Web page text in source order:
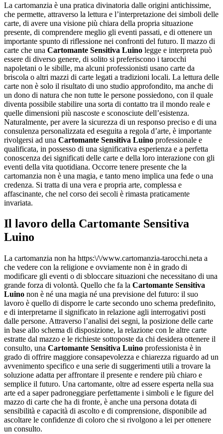
La cartomanzia è una pratica divinatoria dalle origini antichissime,
che permette, attraverso la lettura e l’interpretazione dei simboli delle
carte, di avere una visione più chiara della propria situazione
presente, di comprendere meglio gli eventi passati, e di ottenere un
importante spunto di riflessione nei confronti del futuro. Il mazzo di
carte che una Cartomante Sensitiva Luino legge e interpreta può
essere di diverso genere, di solito si preferiscono i tarocchi
napoletani o le sibille, ma alcuni professionisti usano carte da
briscola o altri mazzi di carte legati a tradizioni locali. La lettura delle
carte non è solo il risultato di uno studio approfondito, ma anche di
un dono di natura che non tutte le persone possiedono, con il quale
diventa possibile stabilire una sorta di contatto tra il mondo reale e
quelle dimensioni più nascoste e sconosciute dell’esistenza.
Naturalmente, per avere la sicurezza di un responso preciso e di una
consulenza personalizzata ed eseguita a regola d’arte, è importante
rivolgersi ad una Cartomante Sensitiva Luino professionale e
qualificata, in possesso di una significativa esperienza e a perfetta
conoscenza dei significati delle carte e della loro interazione con gli
eventi della vita quotidiana. Occorre tenere presente che la
cartomanzia non è una magia, e tanto meno implica una fede o una
credenza. Si tratta di una vera e propria arte, complessa e
affascinante, che nel corso dei secoli è rimasta praticamente
invariata.
Il lavoro della Cartomante Sensitiva
Luino
La cartomanzia non ha https:\/\/www.cartomanzia-tarocchi.neta a
che vedere con la religione e ovviamente non è in grado di
modificare gli eventi o di sbloccare situazioni che necessitano di una
grande forza di volontà. Quello che fa la Cartomante Sensitiva
Luino non è né una magia né una previsione del futuro: il suo
lavoro è quello di disporre le carte secondo uno schema predefinito,
e di interpretarne il significato in relazione agli interrogativi posti
dalle persone. Attraverso l’analisi dei segni, la posizione delle carte
in base allo schema di disposizione, la relazione con le altre carte
estratte dal mazzo e le richieste sottoposte da chi desidera ottenere il
consulto, una Cartomante Sensitiva Luino professionista è in
grado di offrire maggiore consapevolezza e chiarezza riguardo ad un
avvenimento specifico e una serie di suggerimenti utili a trovare la
soluzione adatta per affrontare il presente e rendere più chiaro e
semplice il futuro. Una cartomante, oltre ad essere esperta nella sua
arte ed a saper padroneggiare perfettamente i simboli e le figure del
mazzo di carte che ha di fronte, è anche una persona dotata di
sensibilità e capacità di ascolto e di comprensione, disponibile ad
ascoltare le confidenze di coloro che si rivolgono a lei per ottenere
un consulto.